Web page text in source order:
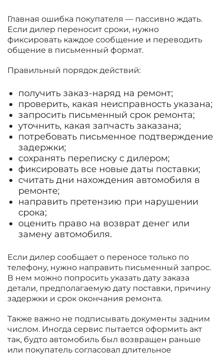
Главная ошибка покупателя — пассивно ждать.
Если дилер переносит сроки, нужно
фиксировать каждое сообщение и переводить
общение в письменный формат.
Правильный порядок действий:
получить заказ-наряд на ремонт;
проверить, какая неисправность указана;
запросить письменный срок ремонта;
уточнить, какая запчасть заказана;
потребовать письменное подтверждение
задержки;
сохранять переписку с дилером;
фиксировать все новые даты поставки;
считать дни нахождения автомобиля в
ремонте;
направить претензию при нарушении
срока;
оценить право на возврат денег или
замену автомобиля.
Если дилер сообщает о переносе только по
телефону, нужно направить письменный запрос.
В нем можно попросить указать дату заказа
детали, предполагаемую дату поставки, причину
задержки и срок окончания ремонта.
Также важно не подписывать документы задним
числом. Иногда сервис пытается оформить акт
так, будто автомобиль был возвращен раньше
или покупатель согласовал длительное